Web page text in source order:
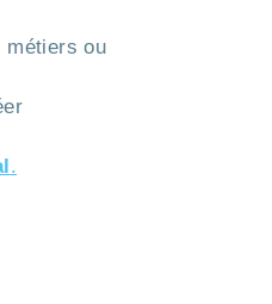
métiers ou
.